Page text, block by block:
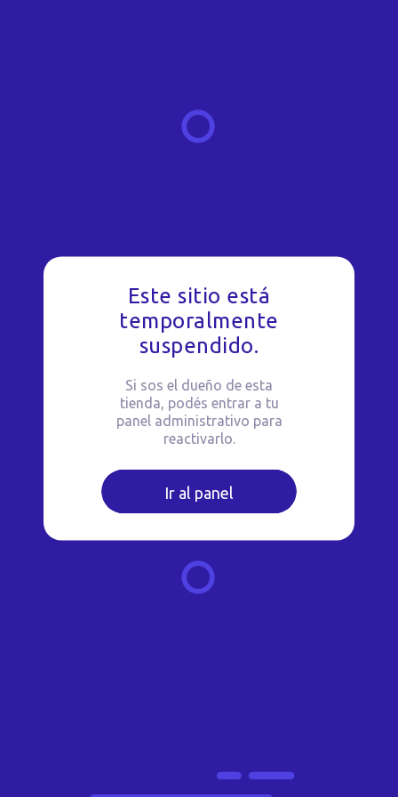
Este sitio está
temporalmente
suspendido.
Si sos el dueño de esta
tienda, podés entrar a tu
panel administrativo para
reactivarlo.
Ir al panel